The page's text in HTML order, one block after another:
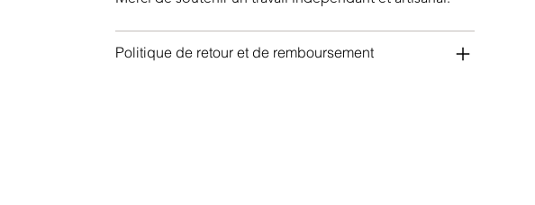
Politique de retour et de remboursement